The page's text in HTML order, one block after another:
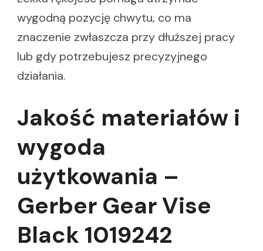
wygodną pozycję chwytu, co ma
znaczenie zwłaszcza przy dłuższej pracy
lub gdy potrzebujesz precyzyjnego
działania.
Jakość materiałów i
wygoda
użytkowania –
Gerber Gear Vise
Black 1019242